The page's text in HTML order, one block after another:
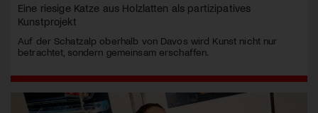
Eine riesige Katze aus Holzlatten als partizipatives
Kunstprojekt
Auf der Schatzalp oberhalb von Davos wird Kunst nicht nur
betrachtet, sondern gemeinsam erschaffen.